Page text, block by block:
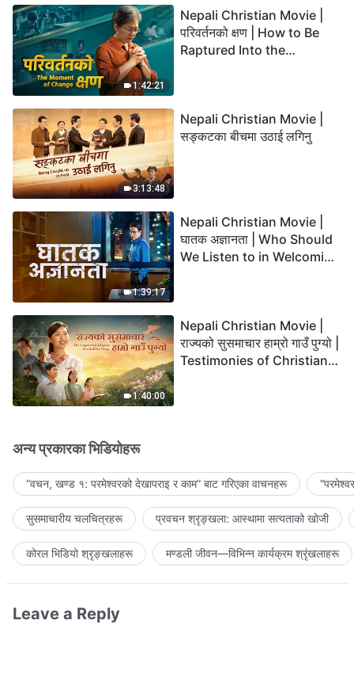
1:42:21
Nepali Christian Movie |
परिवर्तनको क्षण | How to Be
Raptured Into the
3:13:48
Nepali Christian Movie |
सङ्कटका बीचमा उठाई लगिनु
1:39:17
Nepali Christian Movie |
घातक अज्ञानता | Who Should
We Listen to in Welcoming
1:40:00
Nepali Christian Movie |
राज्यको सुसमाचार हाम्रो गाउँ पुग्यो |
Testimonies of Christians
अन्य प्रकारका भिडियोहरू
“वचन, खण्ड १: परमेश्‍वरको देखापराइ र काम” बाट गरिएका वाचनहरू
सुसमाचारीय चलचित्रहरू प्रवचन श्रृङ्खला: आस्थामा सत्यताको खोजी
कोरल भिडियो श्रृङ्खलाहरू मण्डली जीवन—विभिन्‍न कार्यक्रम श्रृंखलाहरू
Leave a Reply